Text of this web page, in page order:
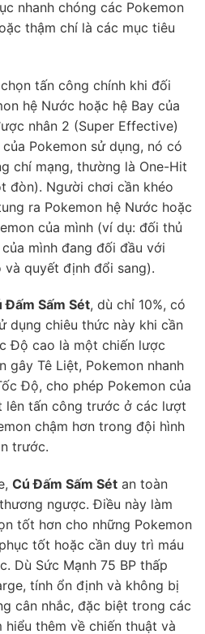
nhanh chóng các Pokemon
thậm chí là các mục tiêu
tấn công chính khi đối
hệ Nước hoặc hệ Bay của
nhân 2 (Super Effective)
Pokemon sử dụng, nó có
chí mạng, thường là One-Hit
đòn). Người chơi cần khéo
ra Pokemon hệ Nước hoặc
của mình (ví dụ: đối thủ
mình đang đối đầu với
quyết định đổi sang).
Đấm Sấm Sét, dù chỉ 10%, có
dụng chiêu thức này khi cần
Độ cao là một chiến lược
gây Tê Liệt, Pokemon nhanh
Độ, cho phép Pokemon của
lên tấn công trước ở các lượt
chậm hơn trong đội hình
trước.
Cú Đấm Sấm Sét an toàn
ngược. Điều này làm
tốt hơn cho những Pokemon
tốt hoặc cần duy trì máu
Dù Sức Mạnh 75 BP thấp
tính ổn định và không bị
cân nhắc, đặc biệt trong các
thêm về chiến thuật và